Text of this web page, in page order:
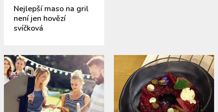
Nejlepší maso na gril
není jen hovězí
svíčková